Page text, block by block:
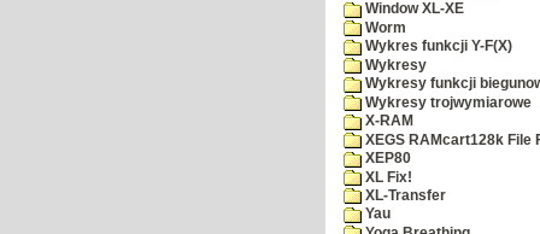
Window XL-XE
Worm
Wykres funkcji Y-F(X)
Wykresy
Wykresy funkcji
Wykresy trojwymiarowe
X-RAM
XEGS RAMcart128k File
XEP80
XL Fix!
XL-Transfer
Yau